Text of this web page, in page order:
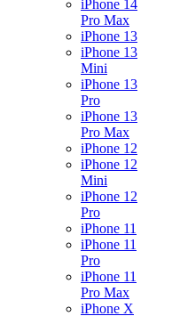
iPhone 14
Pro Max
iPhone 13
iPhone 13
Mini
iPhone 13
Pro
iPhone 13
Pro Max
iPhone 12
iPhone 12
Mini
iPhone 12
Pro
iPhone 11
iPhone 11
Pro
iPhone 11
Pro Max
iPhone X